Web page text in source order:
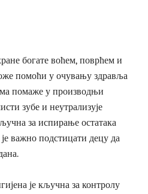
богате воћем, поврћем и
помоћи у очувању здравља
помаже у производњи
зубе и неутрализује
за испирање остатака
важно подстицати децу да
је кључна за контролу